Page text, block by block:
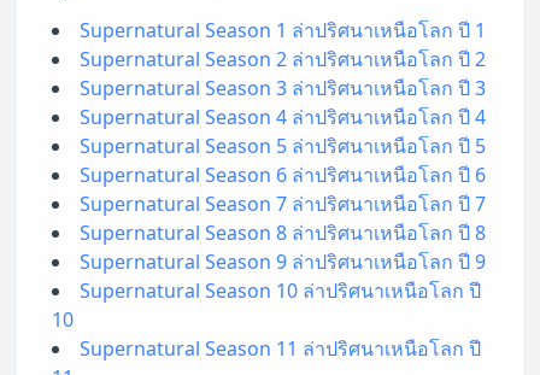
Supernatural Season 1 ล่าปริศนาเหนือโลก ปี 1
Supernatural Season 2 ล่าปริศนาเหนือโลก ปี 2
Supernatural Season 3 ล่าปริศนาเหนือโลก ปี 3
Supernatural Season 4 ล่าปริศนาเหนือโลก ปี 4
Supernatural Season 5 ล่าปริศนาเหนือโลก ปี 5
Supernatural Season 6 ล่าปริศนาเหนือโลก ปี 6
Supernatural Season 7 ล่าปริศนาเหนือโลก ปี 7
Supernatural Season 8 ล่าปริศนาเหนือโลก ปี 8
Supernatural Season 9 ล่าปริศนาเหนือโลก ปี 9
Supernatural Season 10 ล่าปริศนาเหนือโลก ปี
10
Supernatural Season 11 ล่าปริศนาเหนือโลก ปี